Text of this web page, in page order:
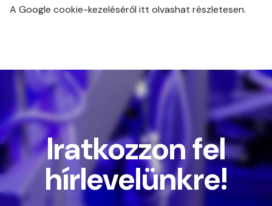
A Google cookie-kezeléséről itt olvashat részletesen.
Iratkozzon fel
hírlevelünkre!